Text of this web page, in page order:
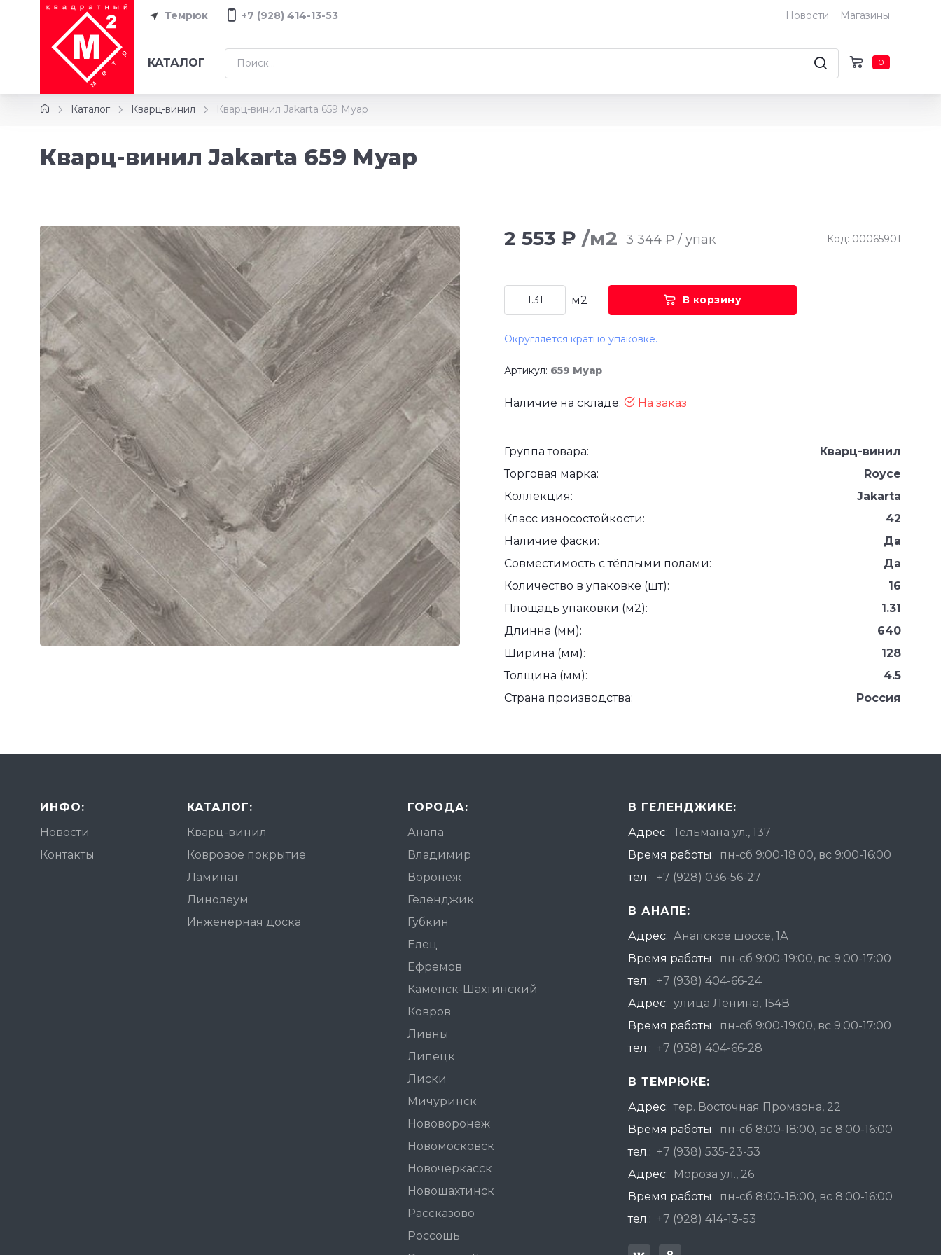
Темрюк +7 (928) 414-13-53 Новости Магазины
КАТАЛОГ 0
Каталог Кварц-винил Кварц-винил Jakarta 659 Муар
Кварц-винил Jakarta 659 Муар
2 553 ₽ /м2 3 344 ₽ / упак Код: 00065901
м2 В корзину
Округляется кратно упаковке.
Артикул: 659 Муар
Наличие на складе: На заказ
Группа товара:
Кварц-винил
Торговая марка:
Royce
Коллекция:
Jakarta
Класс износостойкости:
42
Наличие фаски:
Да
Совместимость с тёплыми полами:
Да
Количество в упаковке (шт):
16
Площадь упаковки (м2):
1.31
Длинна (мм):
640
Ширина (мм):
128
Толщина (мм):
4.5
Страна производства:
Россия
ИНФО:
Новости
Контакты
КАТАЛОГ:
Кварц-винил
Ковровое покрытие
Ламинат
Линолеум
Инженерная доска
ГОРОДА:
Анапа
Владимир
Воронеж
Геленджик
Губкин
Елец
Ефремов
Каменск-Шахтинский
Ковров
Ливны
Липецк
Лиски
Мичуринск
Нововоронеж
Новомосковск
Новочеркасск
Новошахтинск
Рассказово
Россошь
В ГЕЛЕНДЖИКЕ:
Адрес: Тельмана ул., 137
Время работы: пн-сб 9:00-18:00, вс 9:00-16:00
тел.: +7 (928) 036-56-27
В АНАПЕ:
Адрес: Анапское шоссе, 1А
Время работы: пн-сб 9:00-19:00, вс 9:00-17:00
тел.: +7 (938) 404-66-24
Адрес: улица Ленина, 154В
Время работы: пн-сб 9:00-19:00, вс 9:00-17:00
тел.: +7 (938) 404-66-28
В ТЕМРЮКЕ:
Адрес: тер. Восточная Промзона, 22
Время работы: пн-сб 8:00-18:00, вс 8:00-16:00
тел.: +7 (938) 535-23-53
Адрес:
Мороза ул., 26
Время работы: пн-сб 8:00-18:00, вс 8:00-16:00
тел.: +7 (928) 414-13-53